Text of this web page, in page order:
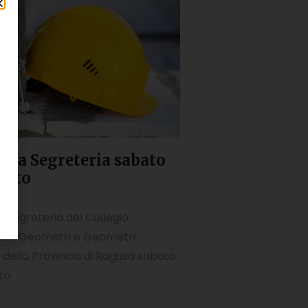
Segreteria sabato
Geometri e Geometri